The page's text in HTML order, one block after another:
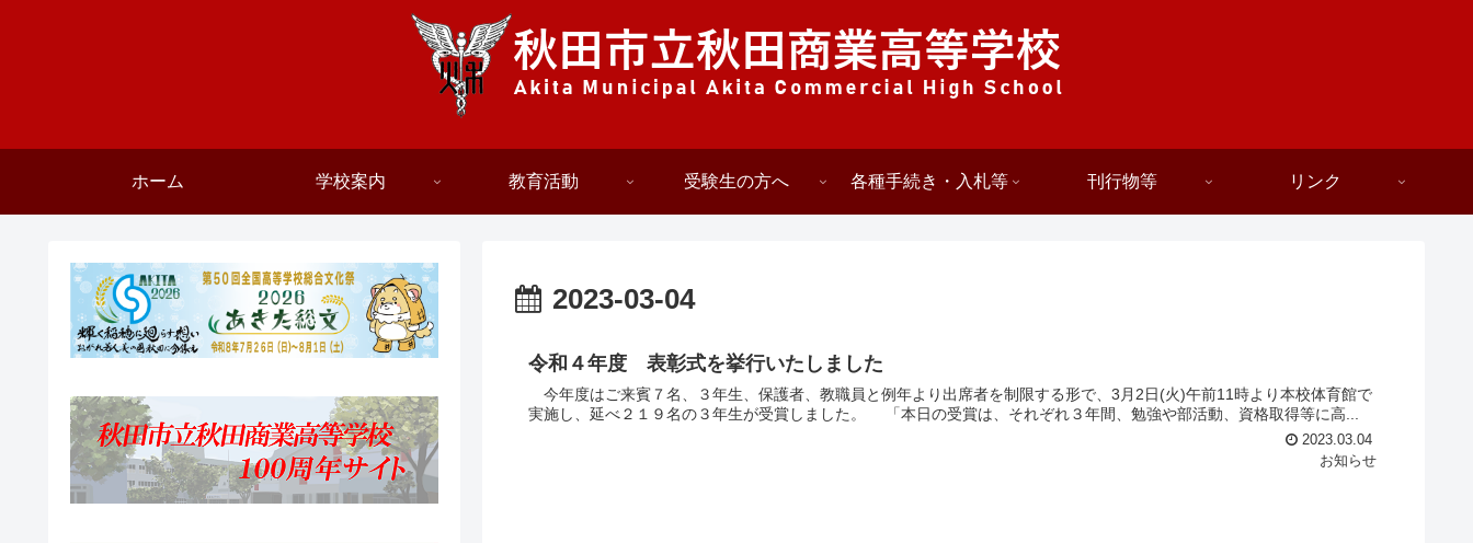
ホーム 学校案内 教育活動 受験生の方へ 各種手続き・入札等 刊行物等 リンク
2023-03-04
令和４年度 表彰式を挙行いたしました
今年度はご来賓７名、３年生、保護者、教職員と例年より出席者を制限する形で、3月2日(火)午前11時より本校体育館で
実施し、延べ２１９名の３年生が受賞しました。 「本日の受賞は、それぞれ３年間、勉強や部活動、資格取得等に高...
2023.03.04
お知らせ